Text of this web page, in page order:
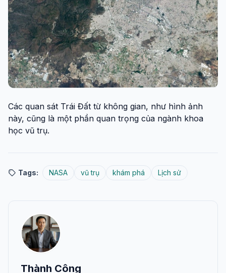
Các quan sát Trái Đất từ không gian, như hình ảnh
này, cũng là một phần quan trọng của ngành khoa
học vũ trụ.
Tags: NASA vũ trụ khám phá Lịch sử
Thành Công